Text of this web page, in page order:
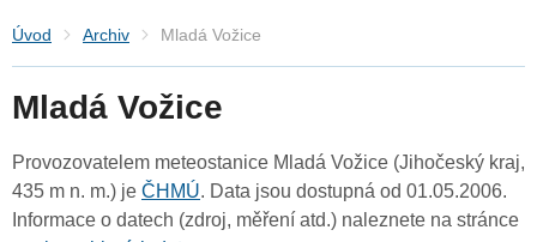
Úvod Archiv Mladá Vožice
Mladá Vožice
Provozovatelem meteostanice Mladá Vožice (Jihočeský kraj,
435 m n. m.) je ČHMÚ. Data jsou dostupná od 01.05.2006.
Informace o datech (zdroj, měření atd.) naleznete na stránce